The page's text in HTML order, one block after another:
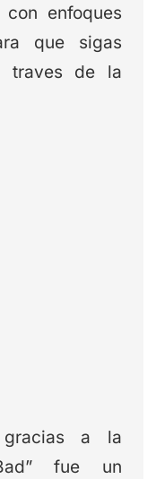
enfoques
que sigas
traves de la
a la
fue un